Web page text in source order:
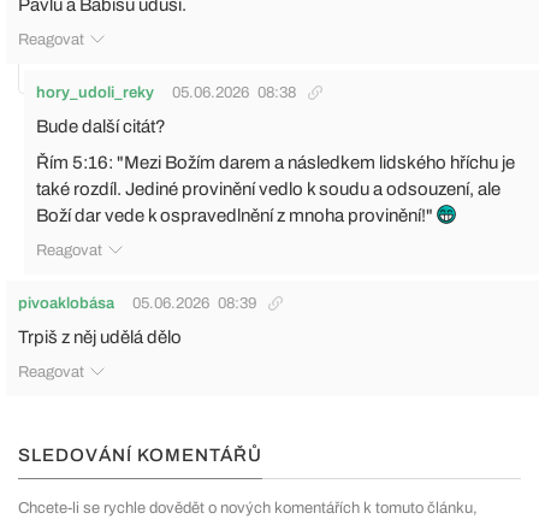
Pavlu a Babisu udusi.
Reagovat
hory_udoli_reky 05.06.2026 08:38
Bude další citát?
Řím 5:16: "Mezi Božím darem a následkem lidského hříchu je
také rozdíl. Jediné provinění vedlo k soudu a odsouzení, ale
Boží dar vede k ospravedlnění z mnoha provinění!"
Reagovat
pivoaklobása 05.06.2026 08:39
Trpiš z něj udělá dělo
Reagovat
SLEDOVÁNÍ KOMENTÁŘŮ
Chcete-li se rychle dovědět o nových komentářích k tomuto článku,